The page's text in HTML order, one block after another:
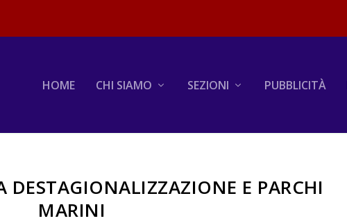
HOME CHI SIAMO SEZIONI PUBBLICITÀ
DESTAGIONALIZZAZIONE E PARCHI
MARINI